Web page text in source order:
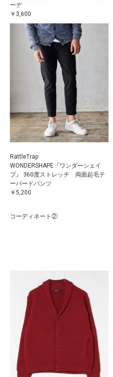
ーデ
￥3,600
RattleTrap
WONDERSHAPE『ワンダーシェイ
プ』 360度ストレッチ 両面起毛テ
ーパードパンツ
￥5,200
コーディネート②